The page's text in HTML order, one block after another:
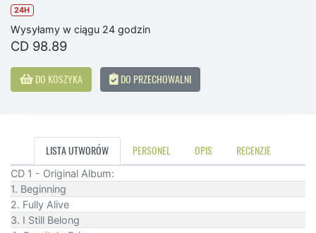
24H
Wysyłamy w ciągu 24 godzin
CD 98.89
DO KOSZYKA DO PRZECHOWALNI
LISTA UTWORÓW PERSONEL OPIS RECENZJE
CD 1 - Original Album:
1. Beginning
2. Fully Alive
3. I Still Belong